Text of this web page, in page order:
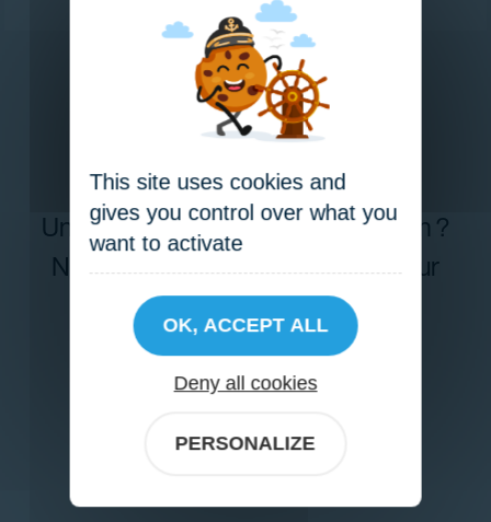
RETOUR AUX ACTIVITÉS
Un problème avec votre réservation ?
N’hésitez pas à nous contacter pour
de plus amples informations.
03 74 47 00 29
Contact
This site uses cookies and
gives you control over what you
want to activate
OK, ACCEPT ALL
Deny all cookies
PERSONALIZE